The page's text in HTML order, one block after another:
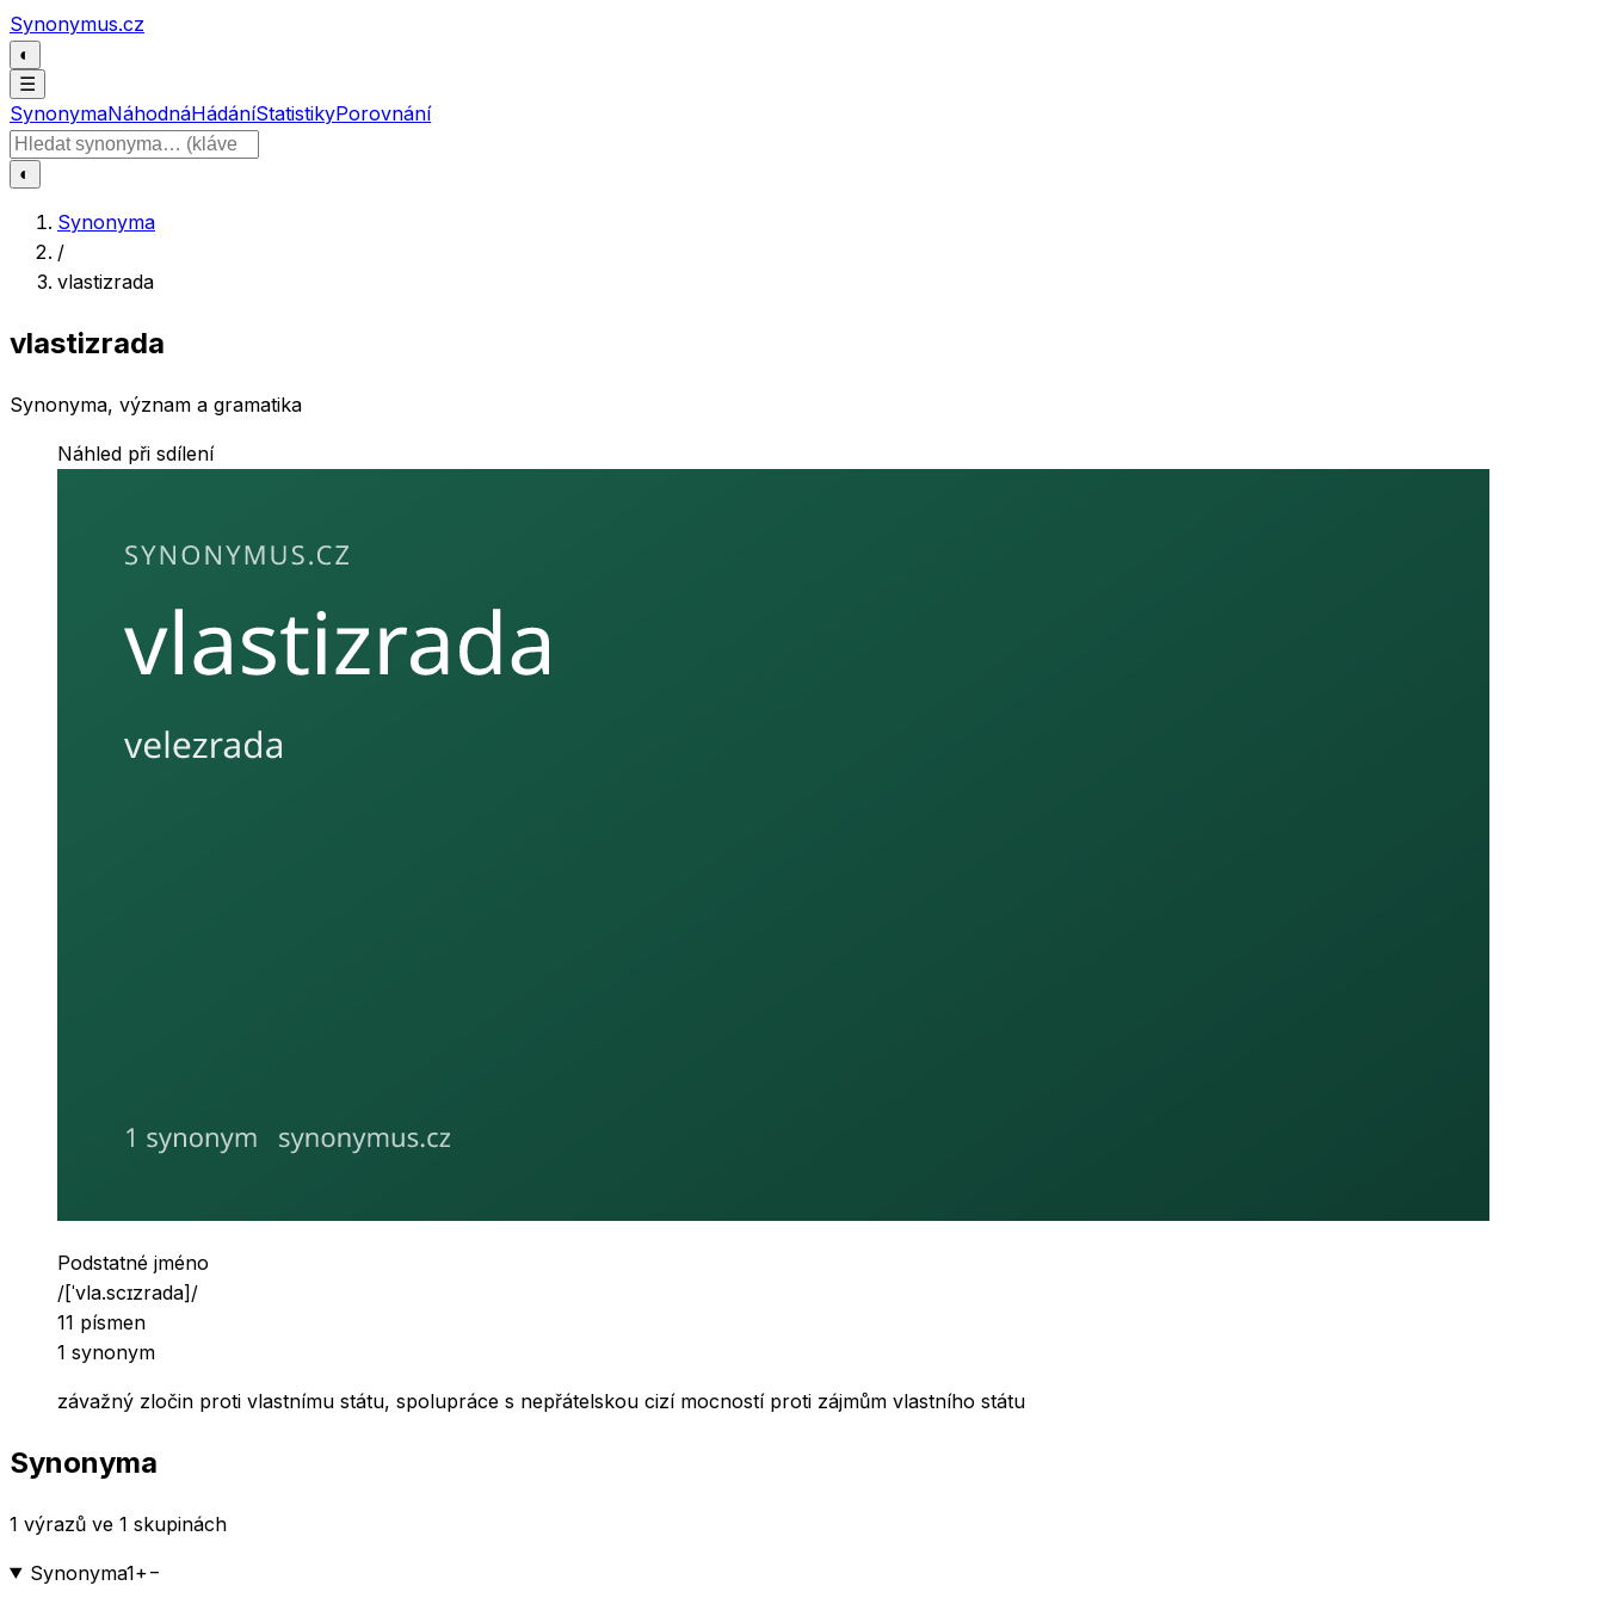
Přeskočit na obsah
Synonymus.cz
◐
☰
SynonymaNáhodnáHádáníStatistikyPorovnání
Hledat slovo
◐
Synonyma
/
vlastizrada
vlastizrada
Synonyma, význam a gramatika
Náhled při sdílení
Slovní druh
Podstatné jméno
Výslovnost
/[ˈvla.scɪzrada]/
Počet písmen
11 písmen
Počet synonym
1 synonym
závažný zločin proti vlastnímu státu, spolupráce s nepřátelskou cizí mocností proti zájmům vlastního státu
Synonyma
1 výrazů ve 1 skupinách
Synonyma1+−